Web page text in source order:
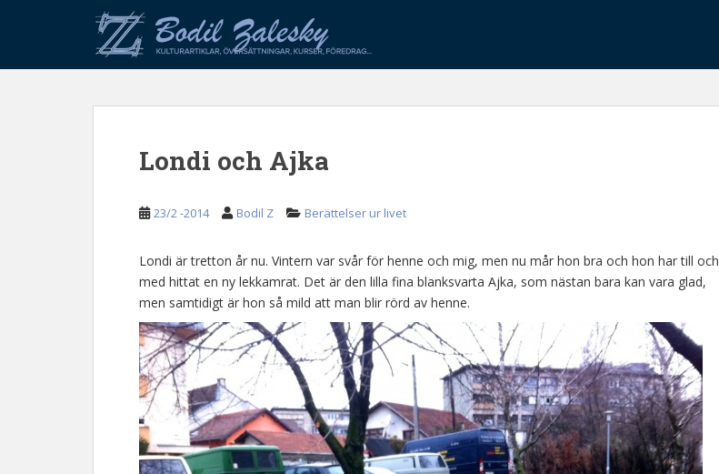
p
Londi och Ajka
23/2 -2014 Bodil Z Berättelser ur livet
Londi är tretton år nu. Vintern var svår för henne och mig, men nu mår hon bra och hon har till och
med hittat en ny lekkamrat. Det är den lilla fina blanksvarta Ajka, som nästan bara kan vara glad,
men samtidigt är hon så mild att man blir rörd av henne.